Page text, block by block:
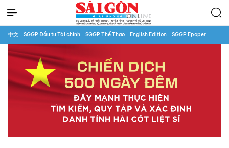
中文 SGGP Đầu tư Tài chính SGGP Thể Thao English Edition SGGP Epaper